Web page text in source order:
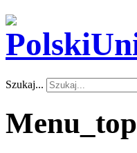
Szukaj...
Menu_top